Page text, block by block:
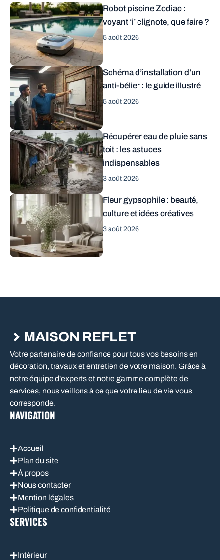
Robot piscine Zodiac :
voyant ‘i’ clignote, que faire ?
5 août 2026
Schéma d’installation d’un
anti-bélier : le guide illustré
5 août 2026
Récupérer eau de pluie sans
toit : les astuces
indispensables
3 août 2026
Fleur gypsophile : beauté,
culture et idées créatives
3 août 2026
MAISON REFLET
Votre partenaire de confiance pour tous vos besoins en
décoration, travaux et entretien de votre maison. Grâce à
notre équipe d'experts et notre gamme complète de
services, nous veillons à ce que votre lieu de vie vous
corresponde.
NAVIGATION
Accueil
Plan du site
À propos
Nous contacter
Mention légales
Politique de confidentialité
SERVICES
Intérieur